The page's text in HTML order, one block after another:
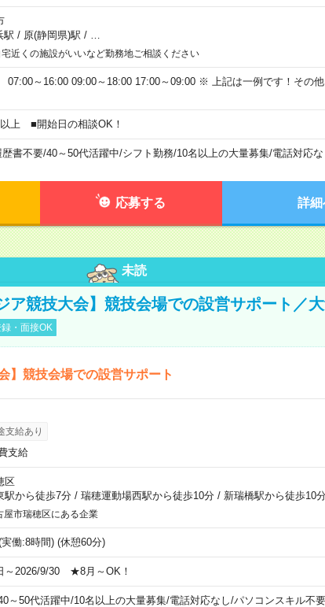
駅 / 原(静岡県)駅 / …
くの施設がいいなど勤務地ご相談ください
07:00～16:00 09:00～18:00 17:00～09:00 ※ 上記は一例です！その
上 ■開始日の相談OK！
歴書不要/40～50代活躍中/シフト勤務/10名以上の大量募集/電話対応な
応募する 詳細
未読
ア競技大会】競技会場での設営サポート／
・面接OK
】競技会場での設営サポート
支給あり
支給
区
駅から徒歩7分/ 瑞穂運動場西駅から徒歩10分/ 新瑞橋駅から徒歩10
屋市瑞穂区にある企業
働:8時間) (休憩60分)
～2026/9/30 ★8月～OK！
～50代活躍中/10名以上の大量募集/電話対応なし/パソコンスキル不要